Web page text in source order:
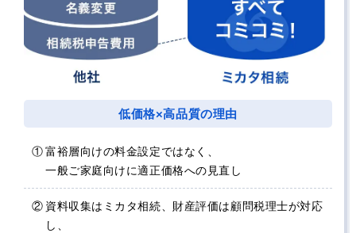
低価格×高品質の理由
①富裕層向けの料金設定ではなく、
一般ご家庭向けに適正価格への見直し
② 資料収集はミカタ相続、財産評価は顧問税理士が対応
し、